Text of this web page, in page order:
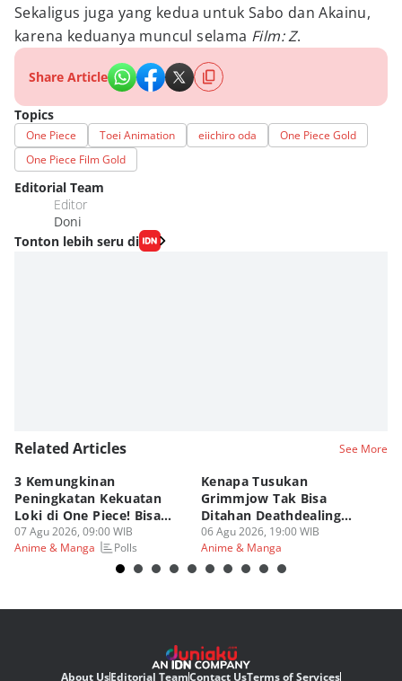
Sekaligus juga yang kedua untuk Sabo dan Akainu,
karena keduanya muncul selama Film: Z.
Share Article
Topics
One Piece Toei Animation eiichiro oda
One Piece Gold
One Piece Film Gold
Editorial Team
Editor
Doni
Tonton lebih seru di
Related Articles See More
3 Kemungkinan
Peningkatan Kekuatan
Loki di One Piece! Bisa
Lebih OP?
07 Agu 2026, 09:00 WIB
Anime & Manga
Polls
Kenapa Tusukan
Grimmjow Tak Bisa
Ditahan Deathdealing
Askin Bleach?
06 Agu 2026, 19:00 WIB
Anime & Manga
About UsEditorial TeamContact UsTerms of Services